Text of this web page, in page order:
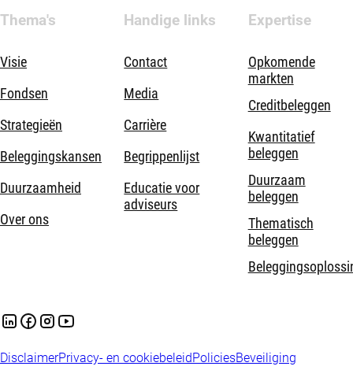
Thema's
Visie
Fondsen
Strategieën
Beleggingskansen
Duurzaamheid
Over ons
Handige links
Contact
Media
Carrière
Begrippenlijst
Educatie voor
adviseurs
Expertise
Opkomende
markten
Creditbeleggen
Kwantitatief
beleggen
Duurzaam
beleggen
Thematisch
beleggen
DisclaimerPrivacy- en cookiebeleidPoliciesBeveiliging